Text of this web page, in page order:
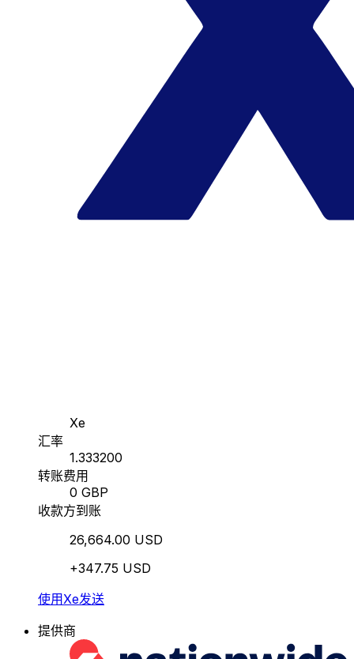
Xe
汇率
1.333200
转账费用
0 GBP
收款方到账
26,664.00 USD
+347.75 USD
使用Xe发送
提供商